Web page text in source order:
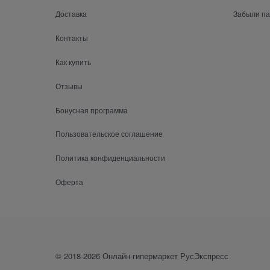
Доставка
Контакты
Как купить
Отзывы
Бонусная программа
Пользовательское соглашение
Политика конфиденциальности
Оферта
Забыли
© 2018-2026 Онлайн-гипермаркет РусЭкспресс